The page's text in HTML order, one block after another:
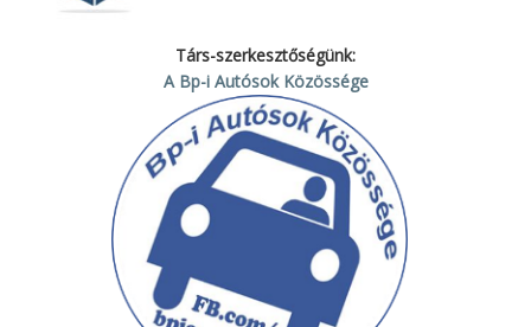
Társ-szerkesztőségünk:
A Bp-i Autósok Közössége